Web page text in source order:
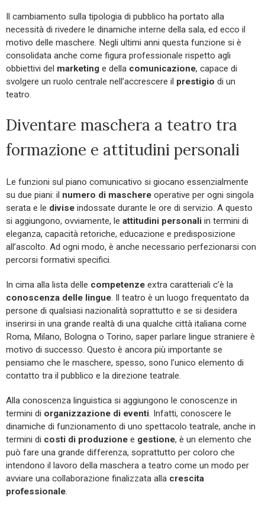
Il cambiamento sulla tipologia di pubblico ha portato alla
necessità di rivedere le dinamiche interne della sala, ed ecco il
motivo delle maschere. Negli ultimi anni questa funzione si è
consolidata anche come figura professionale rispetto agli
obbiettivi del marketing e della comunicazione, capace di
svolgere un ruolo centrale nell’accrescere il prestigio di un
teatro.
Diventare maschera a teatro tra
formazione e attitudini personali
Le funzioni sul piano comunicativo si giocano essenzialmente
su due piani: il numero di maschere operative per ogni singola
serata e le divise indossate durante le ore di servizio. A questo
si aggiungono, ovviamente, le attitudini personali in termini di
eleganza, capacità retoriche, educazione e predisposizione
all’ascolto. Ad ogni modo, è anche necessario perfezionarsi con
percorsi formativi specifici.
In cima alla lista delle competenze extra caratteriali c’è la
conoscenza delle lingue. Il teatro è un luogo frequentato da
persone di qualsiasi nazionalità soprattutto e se si desidera
inserirsi in una grande realtà di una qualche città italiana come
Roma, Milano, Bologna o Torino, saper parlare lingue straniere è
motivo di successo. Questo è ancora più importante se
pensiamo che le maschere, spesso, sono l’unico elemento di
contatto tra il pubblico e la direzione teatrale.
Alla conoscenza linguistica si aggiungono le conoscenze in
termini di organizzazione di eventi. Infatti, conoscere le
dinamiche di funzionamento di uno spettacolo teatrale, anche in
termini di costi di produzione e gestione, è un elemento che
può fare una grande differenza, soprattutto per coloro che
intendono il lavoro della maschera a teatro come un modo per
avviare una collaborazione finalizzata alla crescita
professionale.